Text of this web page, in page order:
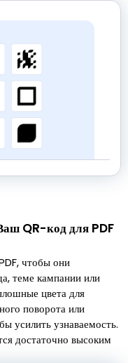
QR-код для PDF
чтобы они
теме кампании или
цвета для
поворота или
усилить узнаваемость.
достаточно высоким